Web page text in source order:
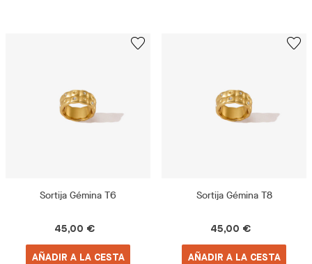
Sortija Gémina T6
45,00 €
AÑADIR A LA CESTA
Sortija Gémina T8
45,00 €
AÑADIR A LA CESTA